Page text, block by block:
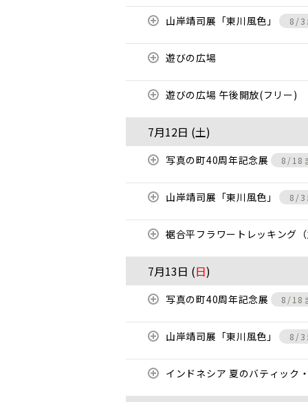
山岸靖司展「東川風色」 8/3
遊びの広場
遊びの広場 午後開放(フリー)
7月12日 (土)
写真の町40周年記念展 8/18
山岸靖司展「東川風色」 8/3
裾合平フラワートレッキング
7月13日 (日)
写真の町40周年記念展 8/18
山岸靖司展「東川風色」 8/3
インドネシア 夏のバティック